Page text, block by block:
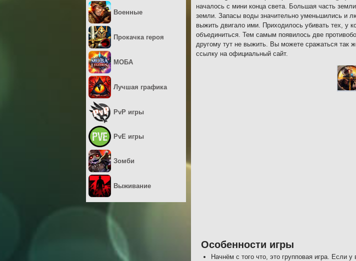
началось с мини конца света. Большая часть
земли. Запасы воды значительно уменьшились и
выжить двигало ими. Приходилось убивать тех, у
объединиться. Тем самым появилось две
другому тут не выжить. Вы можете сражаться так
ссылку на официальный сайт.
Особенности игры
Начнём с того что, это групповая игра. Если
Военные
Прокачка героя
МОБА
Лучшая графика
PvP игры
PvE игры
Зомби
Выживание